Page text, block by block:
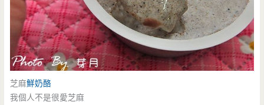
芝麻鮮奶酪
我個人不是很愛芝麻